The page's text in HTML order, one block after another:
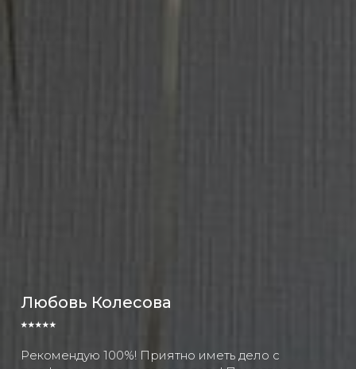
Любовь Колесова
⭑⭑⭑⭑⭑
Рекомендую 100%! Приятно иметь дело с